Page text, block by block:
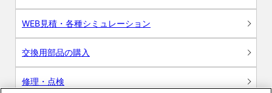
WEB見積・各種シミュレーション
交換用部品の購入
修理・点検